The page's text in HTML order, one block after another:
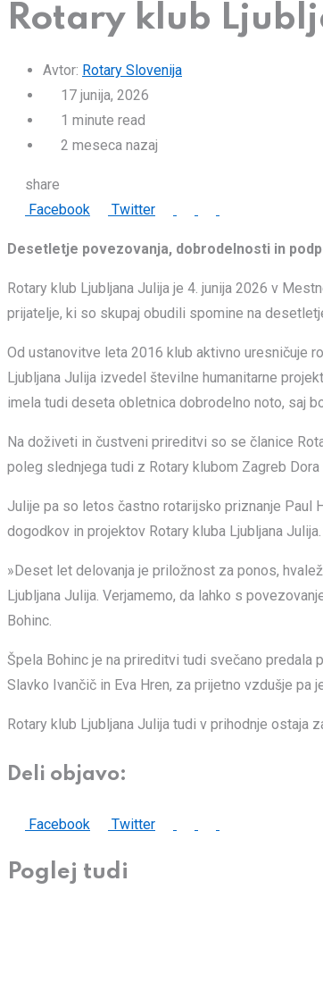
Rotary klub
Avtor: Rotary Slovenija
17 junija, 2026
1 minute read
2 meseca nazaj
share
Facebook
Twitter
Email
Desetletje povezovanja, dobrodelnosti in
Rotary klub Ljubljana Julija je 4. junija 2026 v
prijatelje, ki so skupaj obudili spomine na
Od ustanovitve leta 2016 klub aktivno uresničuje
Ljubljana Julija izvedel številne humanitarne
imela tudi deseta obletnica dobrodelno noto, saj
Na doživeti in čustveni prireditvi so se članice
poleg slednjega tudi z Rotary klubom Zagreb
Julije pa so letos častno rotarijsko priznanje Paul
dogodkov in projektov Rotary kluba Ljubljana
»Deset let delovanja je priložnost za ponos,
Ljubljana Julija. Verjamemo, da lahko s
Bohinc.
Špela Bohinc je na prireditvi tudi svečano
Slavko Ivančič in Eva Hren, za prijetno vzdušje pa
Rotary klub Ljubljana Julija tudi v prihodnje
Deli objavo:
Facebook Twitter
Poglej tudi